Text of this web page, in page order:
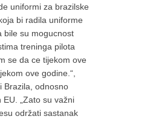
uniformi za brazilske
bi radila uniforme
bile su mogucnost
treninga pilota
se da ce tijekom ove
ove godine.“,
Brazila, odnosno
„Zato su važni
održati sastanak